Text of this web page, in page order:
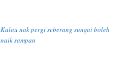
Kalau nak pergi seberang sungai boleh
naik sampan